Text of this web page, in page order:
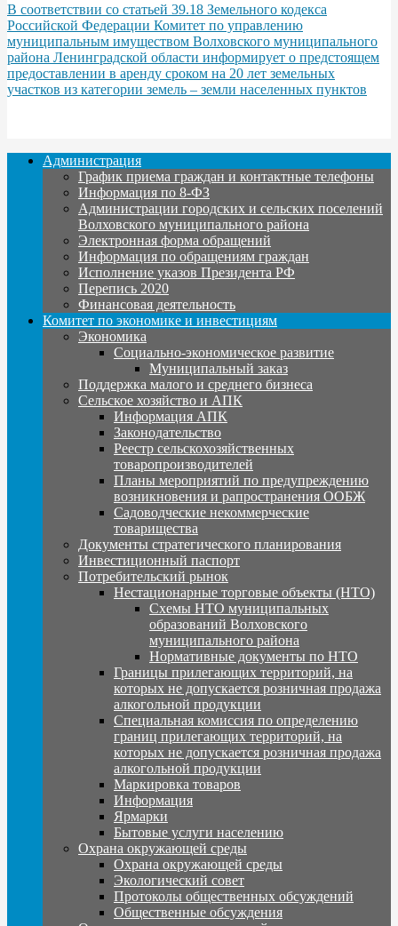
В соответствии со статьей 39.18 Земельного кодекса
Российской Федерации Комитет по управлению
муниципальным имуществом Волховского муниципального
района Ленинградской области информирует о предстоящем
предоставлении в аренду сроком на 20 лет земельных
участков из категории земель – земли населенных пунктов
Администрация
График приема граждан и контактные телефоны
Информация по 8-ФЗ
Администрации городских и сельских поселений
Волховского муниципального района
Электронная форма обращений
Информация по обращениям граждан
Исполнение указов Президента РФ
Перепись 2020
Финансовая деятельность
Комитет по экономике и инвестициям
Экономика
Социально-экономическое развитие
Муниципальный заказ
Поддержка малого и среднего бизнеса
Сельское хозяйство и АПК
Информация АПК
Законодательство
Реестр сельскохозяйственных
товаропроизводителей
Планы мероприятий по предупреждению
возникновения и рапространения ООБЖ
Садоводческие некоммерческие
товарищества
Документы стратегического планирования
Инвестиционный паспорт
Потребительский рынок
Нестационарные торговые объекты (НТО)
Схемы НТО муниципальных
образований Волховского
муниципального района
Нормативные документы по НТО
Границы прилегающих территорий, на
которых не допускается розничная продажа
алкогольной продукции
Специальная комиссия по определению
границ прилегающих территорий, на
которых не допускается розничная продажа
алкогольной продукции
Маркировка товаров
Информация
Ярмарки
Бытовые услуги населению
Охрана окружающей среды
Охрана окружающей среды
Экологический совет
Протоколы общественных обсуждений
Общественные обсуждения